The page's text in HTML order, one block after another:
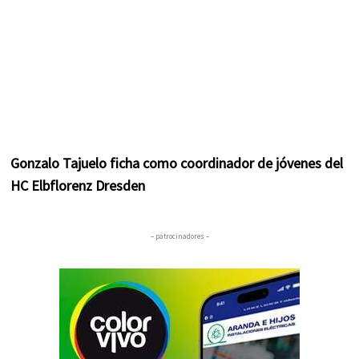
Gonzalo Tajuelo ficha como coordinador de jóvenes del
HC Elbflorenz Dresden
– patrocinadores –